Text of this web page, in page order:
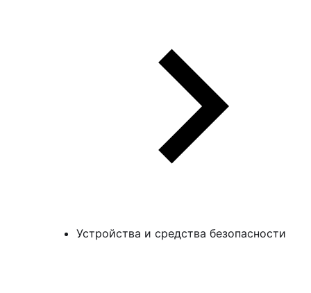
Устройства и средства безопасности